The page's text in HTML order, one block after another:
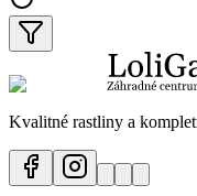
Kvalitné rastliny a